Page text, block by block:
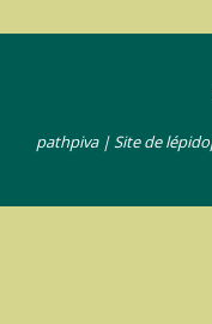
pathpiva | Site de